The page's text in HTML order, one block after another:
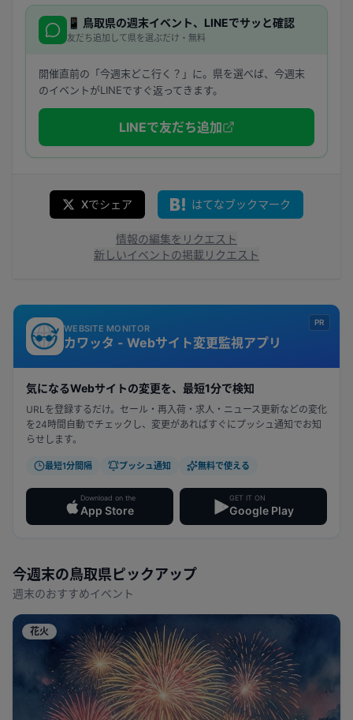
📱 鳥取県の週末イベント、LINEでサッと確認
友だち追加して県を選ぶだけ・無料
開催直前の「今週末どこ行く？」に。県を選べば、今週末
のイベントがLINEですぐ返ってきます。
LINEで友だち追加
Xでシェア はてなブックマーク
情報の編集をリクエスト
新しいイベントの掲載リクエスト
PR
WEBSITE MONITOR
カワッタ - Webサイト変更監視アプリ
気になるWebサイトの変更を、最短1分で検知
URLを登録するだけ。セール・再入荷・求人・ニュース更新などの変化
を24時間自動でチェックし、変更があればすぐにプッシュ通知でお知
らせします。
最短1分間隔 プッシュ通知 無料で使える
Download on the
App Store
GET IT ON
Google Play
今週末の鳥取県 ピックアップ
週末のおすすめイベント
花火